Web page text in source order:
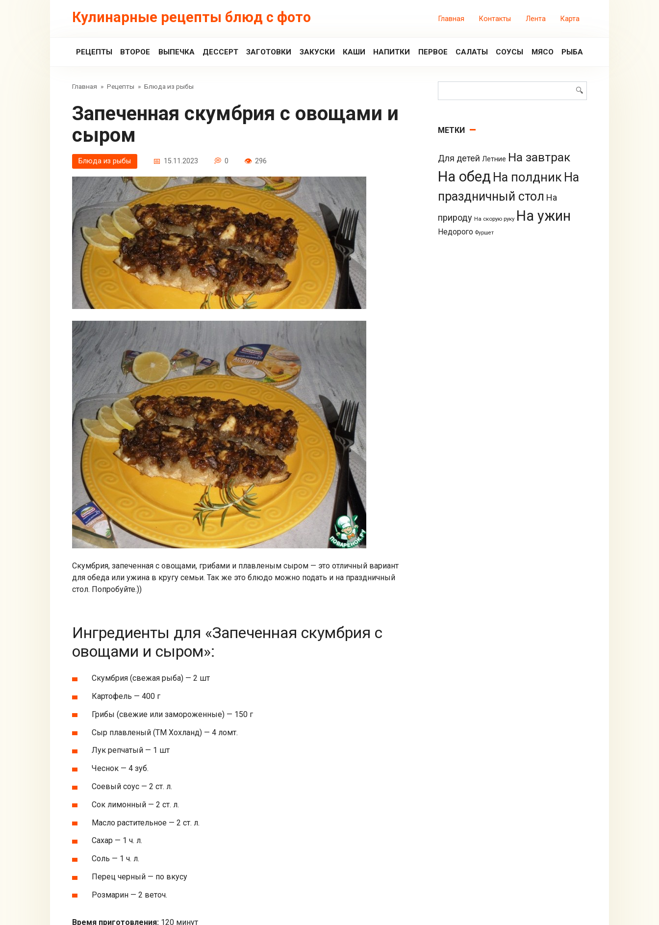
Кулинарные рецепты блюд с фото Главная Контакты Лента Карта
РЕЦЕПТЫ ВТОРОЕ ВЫПЕЧКА ДЕССЕРТ ЗАГОТОВКИ ЗАКУСКИ КАШИ НАПИТКИ ПЕРВОЕ САЛАТЫ СОУСЫ МЯСО РЫБА
Главная » Рецепты » Блюда из рыбы
Запеченная скумбрия с овощами и
сыром
Блюда из рыбы 15.11.2023 0 296
Скумбрия, запеченная с овощами, грибами и плавленым сыром — это отличный вариант
для обеда или ужина в кругу семьи. Так же это блюдо можно подать и на праздничный
стол. Попробуйте.))
Ингредиенты для «Запеченная скумбрия с
овощами и сыром»:
Скумбрия (свежая рыба) — 2 шт
Картофель — 400 г
Грибы (свежие или замороженные) — 150 г
Сыр плавленый (ТМ Хохланд) — 4 ломт.
Лук репчатый — 1 шт
Чеснок — 4 зуб.
Соевый соус — 2 ст. л.
Сок лимонный — 2 ст. л.
Масло растительное — 2 ст. л.
Сахар — 1 ч. л.
Соль — 1 ч. л.
Перец черный — по вкусу
Розмарин — 2 веточ.
Время приготовления: 120 минут
МЕТКИ
Для детей Летние На завтрак
На обед На полдник На
праздничный стол На
природу На скорую руку На ужин
Недорого Фуршет